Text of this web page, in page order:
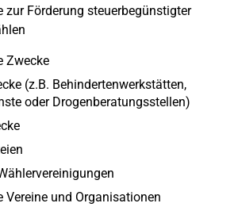
zur Förderung steuerbegünstigter
Zwecke
(z.B. Behindertenwerkstätten,
oder Drogenberatungsstellen)
Vereine und Organisationen